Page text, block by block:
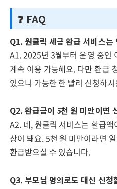
❓ FAQ
Q1. 원클릭 세금 환급 서비스는
A1. 2025년 3월부터 운영 중인
계속 이용 가능해요. 다만 환급
있으니 가능한 한 빨리 신청하
Q2. 환급금이 5천 원 미만이면
A2. 네, 원클릭 서비스는 환급
상이 돼요. 5천 원 미만이라면
환급받으실 수 있습니다.
Q3. 부모님 명의로도 대신 신청